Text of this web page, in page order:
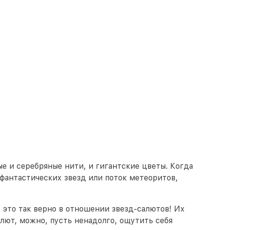
и серебряные нити, и гигантские цветы. Когда
звезд или поток метеоритов,
так верно в отношении звезд-салютов! Их
можно, пусть ненадолго, ощутить себя